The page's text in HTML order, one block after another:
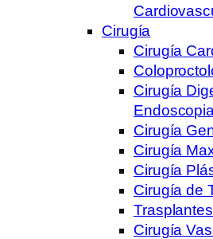
Cirugía
Cirugía
Cirugía
Endoscopia
Cirugía
Cirugía
Cirugía
Cirugía de
Trasplantes
Cirugía